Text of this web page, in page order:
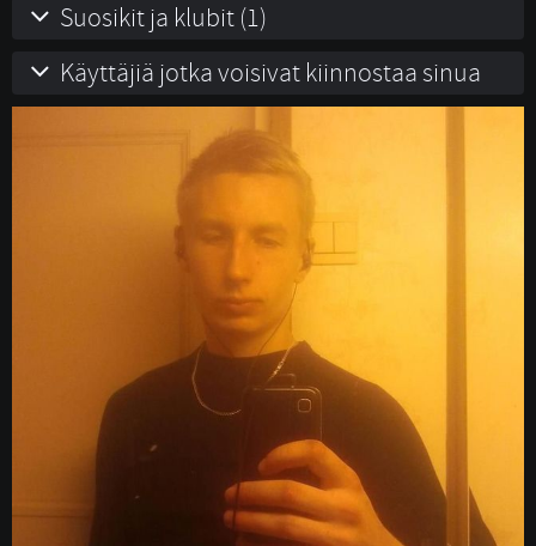
Suosikit ja klubit (1)
Käyttäjiä jotka voisivat kiinnostaa sinua